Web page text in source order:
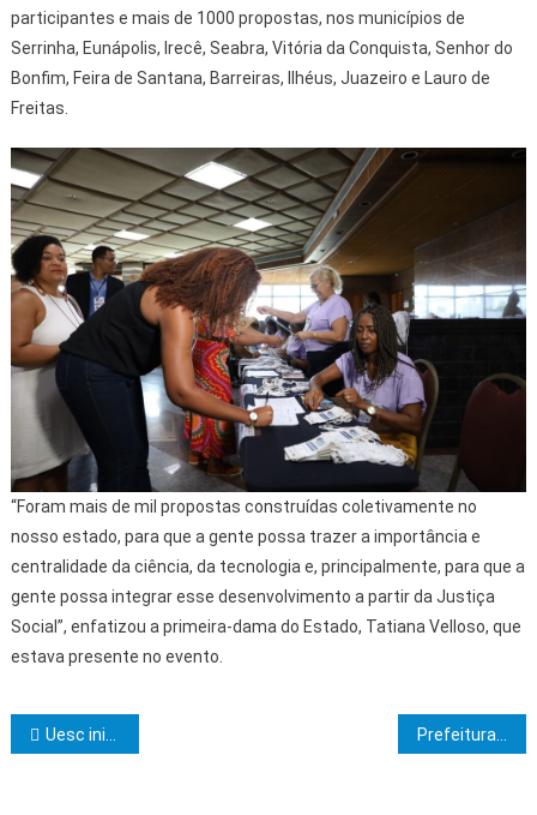
participantes e mais de 1000 propostas, nos municípios de
Serrinha, Eunápolis, Irecê, Seabra, Vitória da Conquista, Senhor do
Bonfim, Feira de Santana, Barreiras, Ilhéus, Juazeiro e Lauro de
Freitas.
“Foram mais de mil propostas construídas coletivamente no
nosso estado, para que a gente possa trazer a importância e
centralidade da ciência, da tecnologia e, principalmente, para que a
gente possa integrar esse desenvolvimento a partir da Justiça
Social”, enfatizou a primeira-dama do Estado, Tatiana Velloso, que
estava presente no evento.
Navegação de Post
Uesc inicia segunda turma do curso de extensão em regência